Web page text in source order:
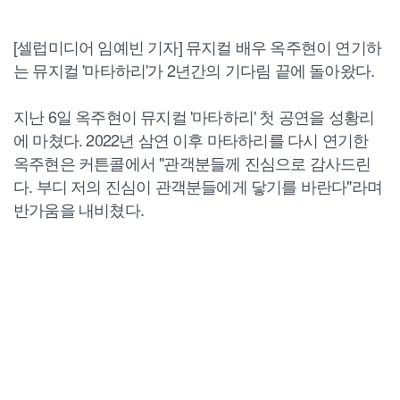
[셀럽미디어 임예빈 기자] 뮤지컬 배우 옥주현이 연기하
는 뮤지컬 '마타하리'가 2년간의 기다림 끝에 돌아왔다.
지난 6일 옥주현이 뮤지컬 '마타하리' 첫 공연을 성황리
에 마쳤다. 2022년 삼연 이후 마타하리를 다시 연기한
옥주현은 커튼콜에서 "관객분들께 진심으로 감사드린
다. 부디 저의 진심이 관객분들에게 닿기를 바란다"라며
반가움을 내비쳤다.